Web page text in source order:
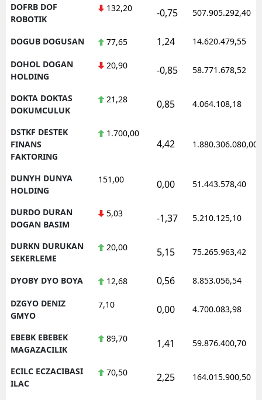
DOFRB DOF
ROBOTIK
132,20 -0,75 507.905.292,40
DOGUB DOGUSAN 77,65 1,24 14.620.479,55
DOHOL DOGAN
HOLDING
20,90 -0,85 58.771.678,52
DOKTA DOKTAS
DOKUMCULUK
21,28 0,85 4.064.108,18
DSTKF DESTEK
FINANS
FAKTORING
1.700,00
4,42 1.880.306.080,00
DUNYH DUNYA
HOLDING
151,00 0,00 51.443.578,40
DURDO DURAN
DOGAN BASIM
5,03 -1,37 5.210.125,10
DURKN DURUKAN
SEKERLEME
20,00 5,15 75.265.963,42
DYOBY DYO BOYA 12,68 0,56 8.853.056,54
DZGYO DENIZ
GMYO
7,10 0,00 4.700.083,98
EBEBK EBEBEK
MAGAZACILIK
89,70 1,41 59.876.400,70
ECILC ECZACIBASI
ILAC
70,50 2,25 164.015.900,50